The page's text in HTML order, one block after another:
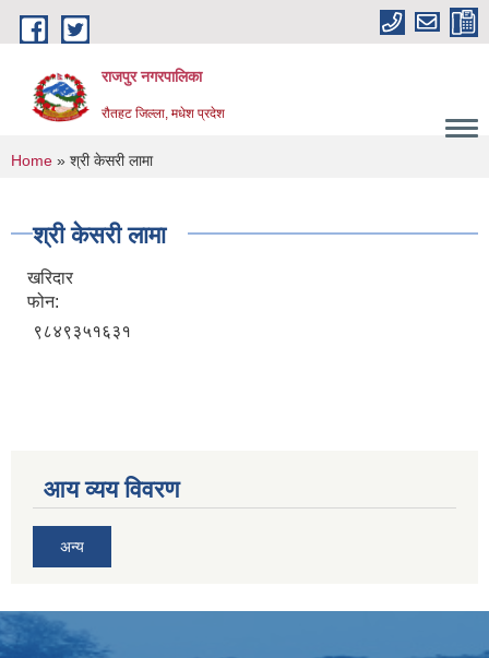
Skip to main content
राजपुर नगरपालिका
रौतहट जिल्ला, मधेश प्रदेश
You are here
Home » श्री केसरी लामा
श्री केसरी लामा
खरिदार
फोन:
९८४९३५१६३१
आय व्यय विवरण
अन्य